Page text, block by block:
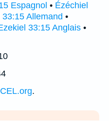
Espagnol • Ézéchiel
Allemand •
33:15 Anglais •
.